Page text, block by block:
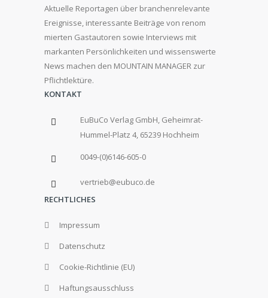
Aktuelle Reportagen über branchenrelevante
Ereignisse, interessante Beiträge von renom
mierten Gastautoren sowie Interviews mit
markanten Persönlichkeiten und wissenswerte
News machen den MOUNTAIN MANAGER zur
Pflichtlektüre.
KONTAKT
EuBuCo Verlag GmbH, Geheimrat-
Hummel-Platz 4, 65239 Hochheim
0049-(0)6146-605-0
vertrieb@eubuco.de
RECHTLICHES
Impressum
Datenschutz
Cookie-Richtlinie (EU)
Haftungsausschluss